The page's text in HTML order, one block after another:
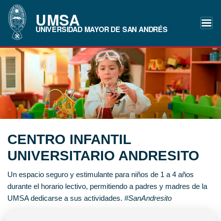
UMSA
UNIVERSIDAD MAYOR DE SAN ANDRÉS
CENTRO INFANTIL
UNIVERSITARIO ANDRESITO
Un espacio seguro y estimulante para niños de 1 a 4 años
durante el horario lectivo, permitiendo a padres y madres de la
UMSA dedicarse a sus actividades. #SanAndresito